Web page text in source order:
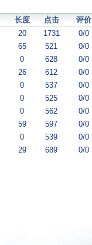
长度 点击 评价
20 1731 0/0
65 521 0/0
0 628 0/0
26 612 0/0
0 537 0/0
0 525 0/0
0 562 0/0
59 597 0/0
0 539 0/0
29 689 0/0